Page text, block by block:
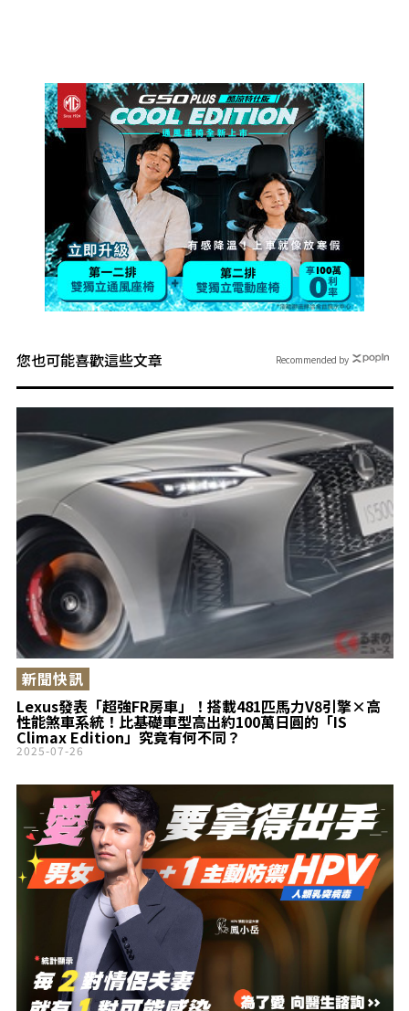
您也可能喜歡這些文章
Lexus發表「超強FR房車」！搭載481匹馬力V8引擎×高
性能煞車系統！比基礎車型高出約100萬日圓的「IS
Climax Edition」究竟有何不同？
新聞快訊
2025-07-26
Recommended by